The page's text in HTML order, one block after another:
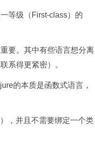
等级（First-class）的
要。其中有些语言想分离
系得更紧密）。
的本质是函数式语言，
，并且不需要绑定一个类